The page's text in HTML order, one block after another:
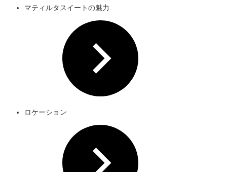
マティルタスイートの魅力
ロケーション